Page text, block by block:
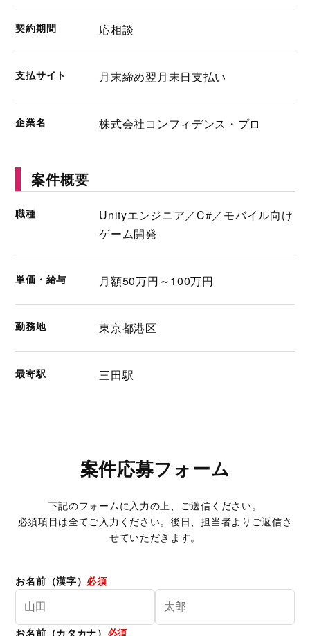
契約期間 応相談
支払サイト 月末締め翌月末日支払い
企業名 株式会社コンフィデンス・プロ
案件概要
職種
Unityエンジニア／C#／モバイル向け
ゲーム開発
単価・給与 月額50万円～100万円
勤務地 東京都港区
最寄駅 三田駅
案件応募フォーム
下記のフォームに入力の上、ご送信ください。
必須項目は全てご入力ください。後日、担当者よりご返信さ
せていただきます。
お名前（漢字） 必須
お名前（カタカナ） 必須